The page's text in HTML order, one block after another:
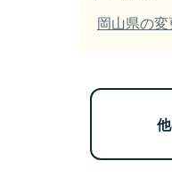
岡山県の